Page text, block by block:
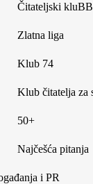
Čitateljski kluBB
Zlatna liga
Klub 74
Klub čitatelja za
50+
Najčešća pitanja
i PR